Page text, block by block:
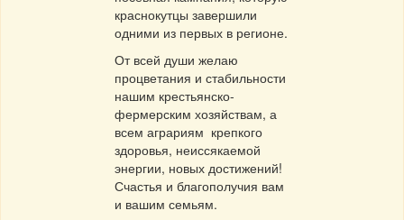
краснокутцы завершили
одними из первых в регионе.
От всей души желаю
процветания и стабильности
нашим крестьянско-
фермерским хозяйствам, а
всем аграриям крепкого
здоровья, неиссякаемой
энергии, новых достижений!
Счастья и благополучия вам
и вашим семьям.